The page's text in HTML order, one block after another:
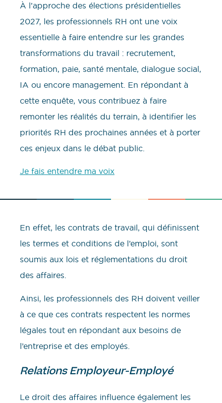
À l’approche des élections présidentielles
2027, les professionnels RH ont une voix
essentielle à faire entendre sur les grandes
transformations du travail : recrutement,
formation, paie, santé mentale, dialogue social,
IA ou encore management. En répondant à
cette enquête, vous contribuez à faire
remonter les réalités du terrain, à identifier les
priorités RH des prochaines années et à porter
ces enjeux dans le débat public.
Je fais entendre ma voix
En effet, les contrats de travail, qui définissent
les termes et conditions de l’emploi, sont
soumis aux lois et réglementations du droit
des affaires.
Ainsi, les professionnels des RH doivent veiller
à ce que ces contrats respectent les normes
légales tout en répondant aux besoins de
l’entreprise et des employés.
Relations Employeur-Employé
Le droit des affaires influence également les